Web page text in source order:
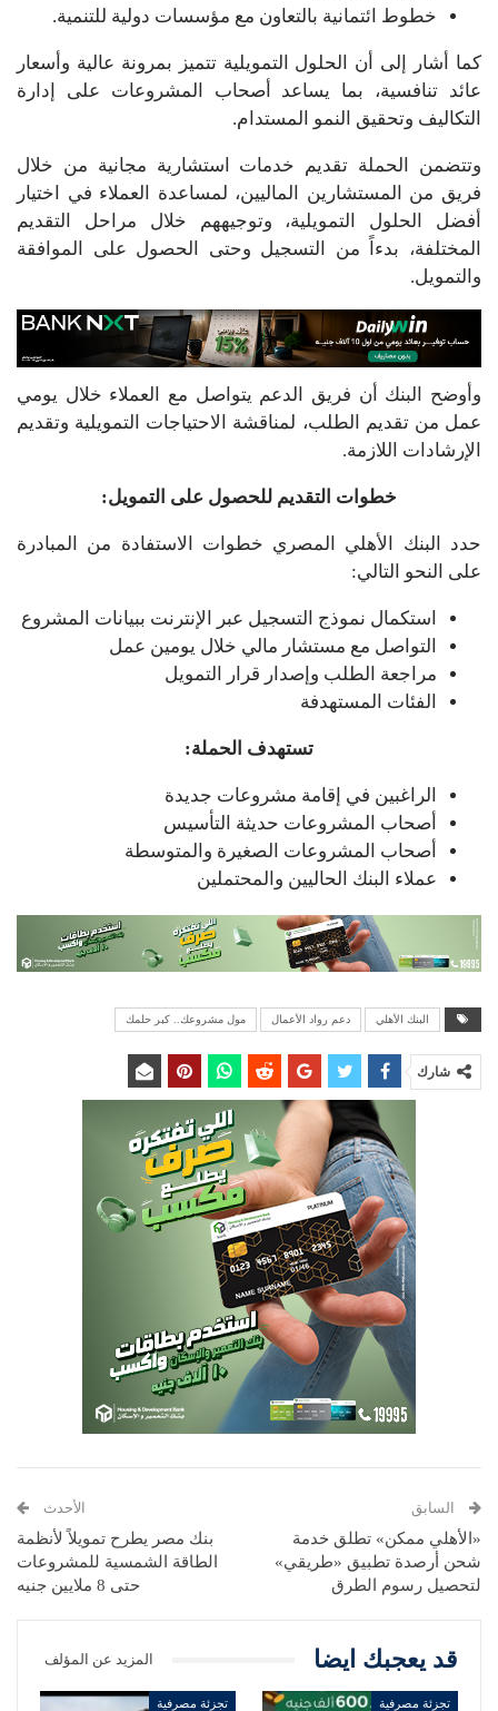
خطوط ائتمانية بالتعاون مع مؤسسات دولية للتنمية.
كما أشار إلى أن الحلول التمويلية تتميز بمرونة عالية وأسعار
عائد تنافسية، بما يساعد أصحاب المشروعات على إدارة
التكاليف وتحقيق النمو المستدام.
وتتضمن الحملة تقديم خدمات استشارية مجانية من خلال
فريق من المستشارين الماليين، لمساعدة العملاء في اختيار
أفضل الحلول التمويلية، وتوجيههم خلال مراحل التقديم
المختلفة، بدءاً من التسجيل وحتى الحصول على الموافقة
والتمويل.
وأوضح البنك أن فريق الدعم يتواصل مع العملاء خلال يومي
عمل من تقديم الطلب، لمناقشة الاحتياجات التمويلية وتقديم
الإرشادات اللازمة.
خطوات التقديم للحصول على التمويل:
حدد البنك الأهلي المصري خطوات الاستفادة من المبادرة
على النحو التالي:
استكمال نموذج التسجيل عبر الإنترنت ببيانات المشروع
التواصل مع مستشار مالي خلال يومين عمل
مراجعة الطلب وإصدار قرار التمويل
الفئات المستهدفة
تستهدف الحملة:
الراغبين في إقامة مشروعات جديدة
أصحاب المشروعات حديثة التأسيس
أصحاب المشروعات الصغيرة والمتوسطة
عملاء البنك الحاليين والمحتملين
البنك الأهلي دعم رواد الأعمال مول مشروعك.. كبر حلمك
شارك
السابق
«الأهلي ممكن» تطلق خدمة
شحن أرصدة تطبيق «طريقي»
لتحصيل رسوم الطرق
الأحدث
بنك مصر يطرح تمويلاً لأنظمة
الطاقة الشمسية للمشروعات
حتى 8 ملايين جنيه
قد يعجبك ايضا المزيد عن المؤلف
تجزئة مصرفية تجزئة مصرفية